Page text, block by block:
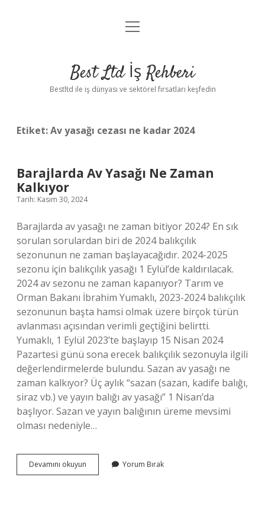
Anasayfa
Yasal Uyarı
menüyü
Best Ltd İş Rehberi
Bestltd ile iş dünyası ve sektörel fırsatları keşfedin
Etiket:Av yasağı cezası ne kadar 2024
Barajlarda Av Yasağı Ne Zaman
Kalkıyor
Tarih: Kasım 30, 2024
Barajlarda av yasağı ne zaman bitiyor 2024? En sık
sorulan sorulardan biri de 2024 balıkçılık
sezonunun ne zaman başlayacağıdır. 2024-2025
sezonu için balıkçılık yasağı 1 Eylül’de kaldırılacak.
2024 av sezonu ne zaman kapanıyor? Tarım ve
Orman Bakanı İbrahim Yumaklı, 2023-2024 balıkçılık
sezonunun başta hamsi olmak üzere birçok türün
avlanması açısından verimli geçtiğini belirtti.
Yumaklı, 1 Eylül 2023’te başlayıp 15 Nisan 2024
Pazartesi günü sona erecek balıkçılık sezonuyla ilgili
değerlendirmelerde bulundu. Sazan av yasağı ne
zaman kalkıyor? Üç aylık “sazan (sazan, kadife balığı,
siraz vb.) ve yayın balığı av yasağı” 1 Nisan’da
başlıyor. Sazan ve yayın balığının üreme mevsimi
olması nedeniyle…
Devamını okuyun Barajlarda
Av
Yorum Bırak